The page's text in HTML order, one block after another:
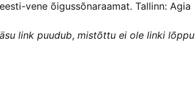
vene õigussõnaraamat. Tallinn: Agia
link puudub, mistõttu ei ole linki lõppu